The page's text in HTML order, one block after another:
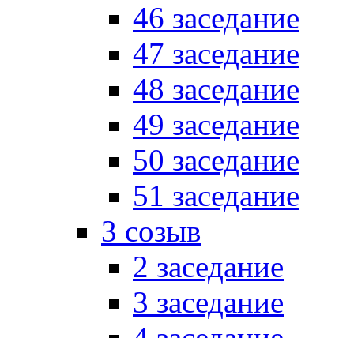
46 заседание
47 заседание
48 заседание
49 заседание
50 заседание
51 заседание
3 созыв
2 заседание
3 заседание